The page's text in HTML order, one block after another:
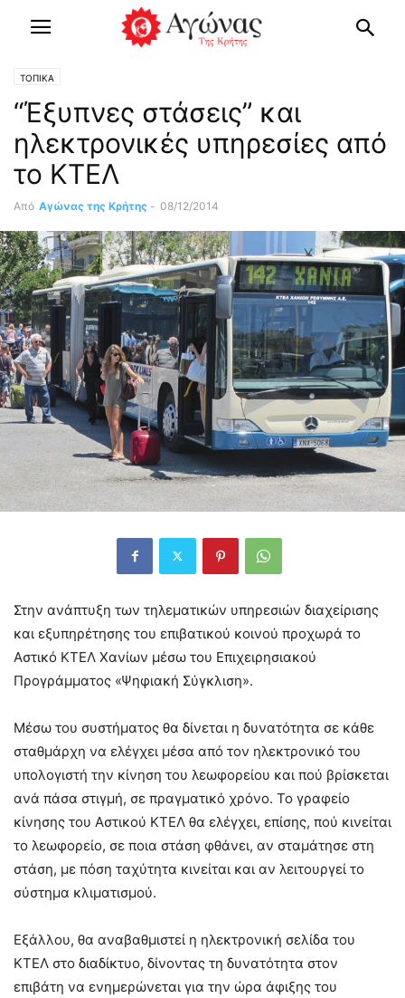
ΤΟΠΙΚΑ
“Έξυπνες στάσεις” και
ηλεκτρονικές υπηρεσίες από
το ΚΤΕΛ
Από Αγώνας της Κρήτης - 08/12/2014
Στην ανάπτυξη των τηλεματικών υπηρεσιών διαχείρισης
και εξυπηρέτησης του επιβατικού κοινού προχωρά το
Αστικό ΚΤΕΛ Χανίων μέσω του Επιχειρησιακού
Προγράμματος «Ψηφιακή Σύγκλιση».
Μέσω του συστήματος θα δίνεται η δυνατότητα σε κάθε
σταθμάρχη να ελέγχει μέσα από τον ηλεκτρονικό του
υπολογιστή την κίνηση του λεωφορείου και πού βρίσκεται
ανά πάσα στιγμή, σε πραγματικό χρόνο. Το γραφείο
κίνησης του Αστικού ΚΤΕΛ θα ελέγχει, επίσης, πού κινείται
το λεωφορείο, σε ποια στάση φθάνει, αν σταμάτησε στη
στάση, με πόση ταχύτητα κινείται και αν λειτουργεί το
σύστημα κλιματισμού.
Εξάλλου, θα αναβαθμιστεί η ηλεκτρονική σελίδα του
ΚΤΕΛ στο διαδίκτυο, δίνοντας τη δυνατότητα στον
επιβάτη να ενημερώνεται για την ώρα άφιξης του